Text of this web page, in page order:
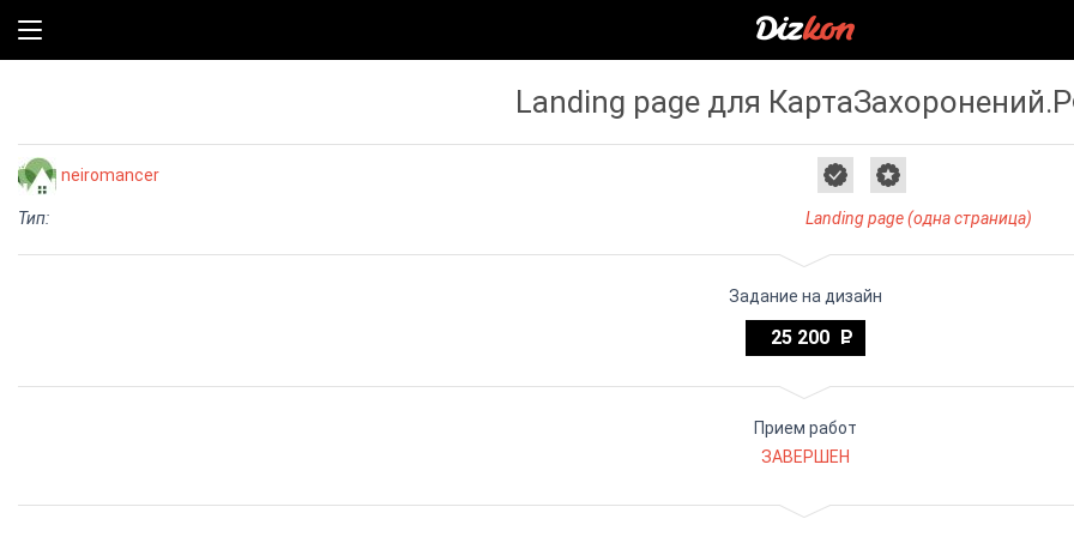
Landing page для
neiromancer
Тип: Landing page (одна страница)
Задание на дизайн
25 200
Прием работ
ЗАВЕРШЕН